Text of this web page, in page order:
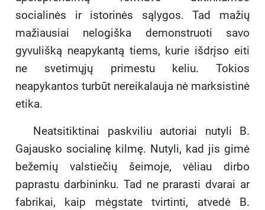
socialinės ir istorinės sąlygos. Tad mažių
mažiausiai nelogiška demonstruoti savo
gyvulišką neapykantą tiems, kurie išdrįso eiti
ne svetimųjų primestu keliu. Tokios
neapykantos turbūt nereikalauja nė marksistinė
etika.
Neatsitiktinai paskviliu autoriai nutyli B.
Gajausko socialinę kilmę. Nutyli, kad jis gimė
bežemių valstiečių šeimoje, vėliau dirbo
paprastu darbininku. Tad ne prarasti dvarai ar
fabrikai, kaip mėgstate tvirtinti, atvedė B.